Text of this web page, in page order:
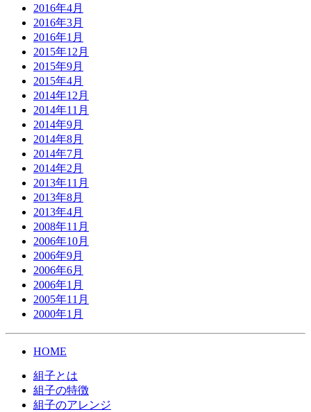
2016年4月
2016年3月
2016年1月
2015年12月
2015年9月
2015年4月
2014年12月
2014年11月
2014年9月
2014年8月
2014年7月
2014年2月
2013年11月
2013年8月
2013年4月
2008年11月
2006年10月
2006年9月
2006年6月
2006年1月
2005年11月
2000年1月
HOME
組子とは
組子の特徴
組子のアレンジ